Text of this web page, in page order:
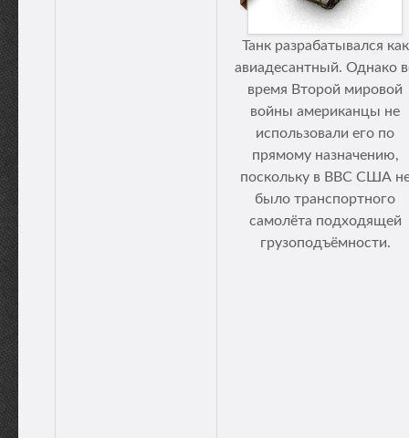
Танк разрабатывался как
авиадесантный. Однако
время Второй мировой
войны американцы не
использовали его по
прямому назначению,
поскольку в ВВС США
было транспортного
самолёта подходящей
грузоподъёмности.